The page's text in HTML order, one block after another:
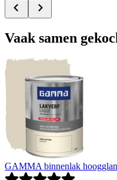
Vaak samen
GAMMA binnenlak